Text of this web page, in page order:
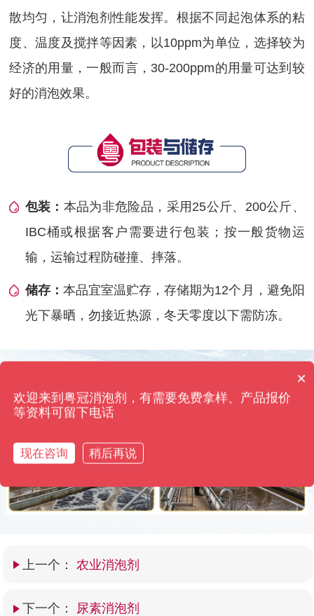
散均匀，让消泡剂性能发挥。根据不同起泡体系的粘
度、温度及搅拌等因素，以10ppm为单位，选择较为
经济的用量，一般而言，30-200ppm的用量可达到较
好的消泡效果。
包装： 本品为非危险品，采用25公斤、200公斤、
IBC桶或根据客户需要进行包装；按一般货物运
输，运输过程防碰撞、摔落。
储存： 本品宜室温贮存，存储期为12个月，避免阳
光下暴晒，勿接近热源，冬天零度以下需防冻。
粤冠消泡剂·只用效果来打动您 高浓缩添加量仅需0.01%
上一个： 农业消泡剂
下一个： 尿素消泡剂
消泡剂有哪些种类？
×
欢迎来到粤冠消泡剂，有需要免费拿样、产品报价
等资料可留下电话
现在咨询 稍后再说